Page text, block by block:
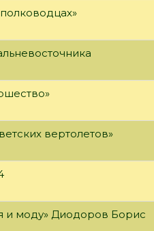
вертолетов»
и моду» Диодоров Борис